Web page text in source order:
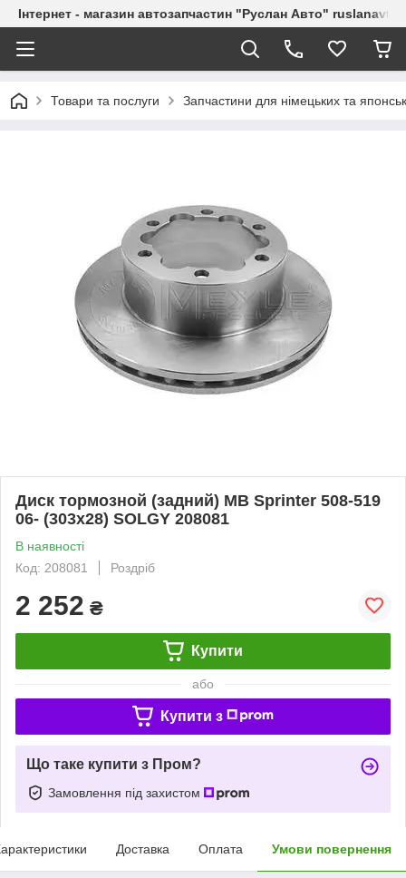
Інтернет - магазин автозапчастин "Руслан Авто"
Товари та послуги Запчастини для німецьких та
Диск тормозной (задний) MB Sprinter 508-519
06- (303x28) SOLGY 208081
В наявності
Код: 208081
Роздріб
2 252 ₴
Купити
або
Купити з
Що таке купити з Пром?
Замовлення під захистом
Доставка Оплата Умови повернення